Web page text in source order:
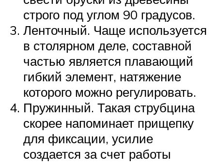
строго под углом 90 градусов.
Ленточный. Чаще используется
в столярном деле, составной
частью является плавающий
гибкий элемент, натяжение
которого можно регулировать.
Пружинный. Такая струбцина
скорее напоминает прищепку
для фиксации, усилие
создается за счет работы